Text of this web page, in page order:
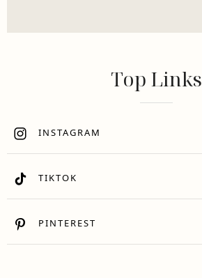
Top Links
INSTAGRAM
TIKTOK
PINTEREST